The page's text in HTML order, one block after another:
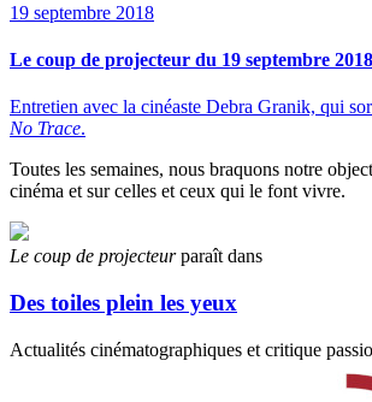
19 septembre 2018
Le coup de projecteur du 19 septembre 2018
Entretien avec la cinéaste Debra Granik, qui
No Trace.
Toutes les semaines, nous braquons notre
cinéma et sur celles et ceux qui le font vivre.
Le coup de projecteurparaît dans
Des toiles plein les yeux
Actualités cinématographiques et critique